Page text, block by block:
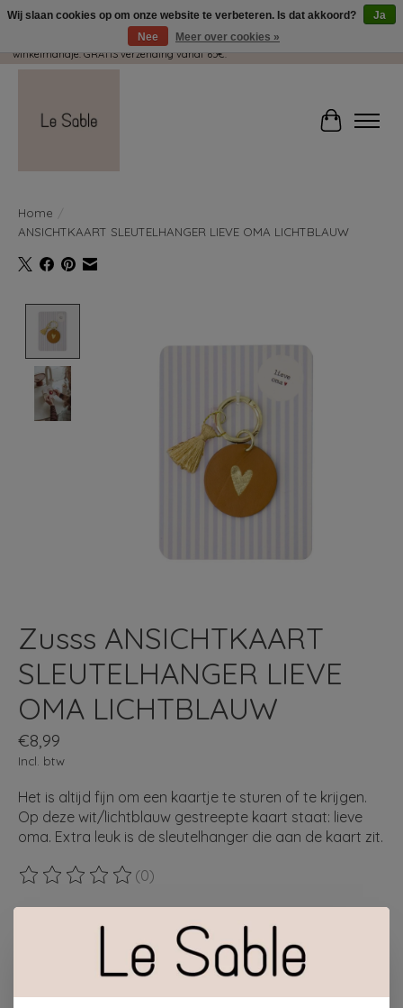
Wij pakken met plezier jouw kadootjes GRATIS in! Duid dit zeker aan in je
winkelmandje. GRATIS verzending vanaf 65€.
Home
ANSICHTKAART SLEUTELHANGER LIEVE OMA LICHTBLAUW
Zusss ANSICHTKAART
SLEUTELHANGER LIEVE
OMA LICHTBLAUW
€8,99
Incl. btw
Het is altijd fijn om een kaartje te sturen of te krijgen.
Op deze wit/lichtblauw gestreepte kaart staat: lieve
oma. Extra leuk is de sleutelhanger die aan de kaart zit.
De beoordeling van dit product is
(0)
Wij slaan cookies op om onze website te verbeteren. Is dat akkoord?
Ja
Nee
Meer over cookies »